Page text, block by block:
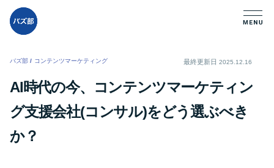
バズ部 / コンテンツマーケティング 最終更新日 2025.12.16
AI時代の今、コンテンツマーケティン
グ支援会社(コンサル)をどう選ぶべき
か？